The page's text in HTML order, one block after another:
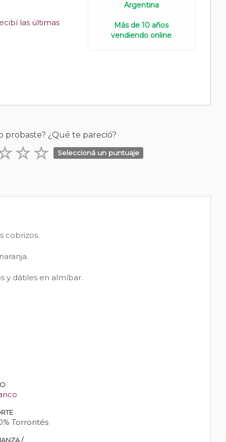
las últimas
Argentina
Más de 10 años
vendiendo online
probaste? ¿Qué te pareció?
Seleccioná un puntuaje
cobrizos.
y dátiles en almíbar.
Torrontés
/